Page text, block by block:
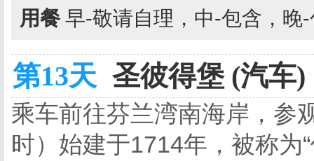
用餐 早-敬请自理，中-包含，晚
第13天 圣彼得堡 (汽车)
乘车前往芬兰湾南海岸，
时）始建于1714年，被称为